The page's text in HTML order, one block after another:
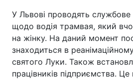
У Львові проводять службове
щодо водія трамвая, який
на жінку. На даний момент
знаходиться в реанімаційному
святого Луки. Також
працівників підприємства. Це